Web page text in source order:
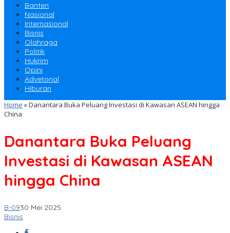
Banten
Nasional
Internasional
Bisnis
Olahraga
Politik
Hukrim
Opini
Advetorial
Hiburan
Home »Danantara Buka Peluang Investasi di Kawasan ASEAN hingga
China
Danantara Buka Peluang
Investasi di Kawasan ASEAN
hingga China
B-0930 Mei 2025
Bisnis